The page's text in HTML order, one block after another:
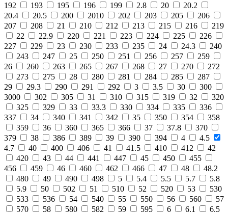
192
193 195 196 199 2.8 20
20.2
20.4
20.5 200 2010 202 203 205
206
207
208 21 210 212 213 215 216
219
22
22.9 220 221 223 224 225
226
227
229 23 230 233 235 24 24.3
240
243
247 25 250 251 256 257
259
26
260 263 265 267 268 27 270
272
273
275 28 280 281 284 285
287
29
29.3 290 291 292 3 3.5 30
300
3000
302 305 31 310 315 319 32
320
325
329 33 33.3 330 334 335
336
337
34 340 341 342 35 350 354
358
359
36 360 365 366 37 37.8
370
379
38 386 389 39 390 394 4
4.5
4.7
40 400 406 41 41.5 410 412
42
420
43 44 441 447 45 450
455
456
459 46 460 462 466 47 48
48.2
480
49 490 498 5 5.4 5.5 5.7
5.8
5.9
50 502 51 510 52 520 53
530
533
536 54 540 55 550 56 560
57
570
58 580 582 59 595 6 6.1
6.5